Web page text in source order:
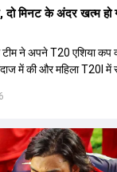
दो मिनट के अंदर खत्म
टीम ने अपने T20 एशिया कप
में की और महिला T20I